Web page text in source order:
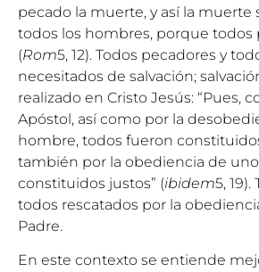
pecado la muerte, y así la muerte
todos los hombres, porque todos
(Rom5, 12). Todos pecadores y
necesitados de salvación;
realizado en Cristo Jesús: “Pues,
Apóstol, así como por la
hombre, todos fueron
también por la obediencia de uno
constituidos justos” (ibidem5,
todos rescatados por la
Padre.
En este contexto se entiende